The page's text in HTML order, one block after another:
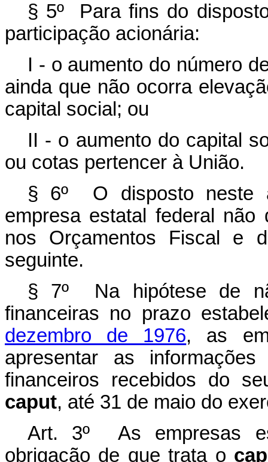
§ 5º Para fins do
participação acionária:
I - o aumento do número
ainda que não ocorra
capital social; ou
II - o aumento do capital
ou cotas pertencer à União.
§ 6º O disposto neste
empresa estatal federal não
nos Orçamentos Fiscal e
seguinte.
§ 7º Na hipótese de
financeiras no prazo
dezembro de 1976, as
apresentar as
financeiros recebidos do
caput, até 31 de maio do
Art. 3º As empresas
obrigação de que trata o